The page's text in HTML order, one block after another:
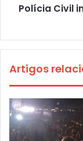
Polícia Civil
Artigos